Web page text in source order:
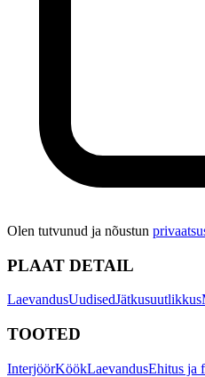
Olen tutvunud ja nõustun
PLAAT DETAIL
LaevandusUudisedJätkusuutlikkus
TOOTED
InterjöörKöökLaevandusEhitus ja